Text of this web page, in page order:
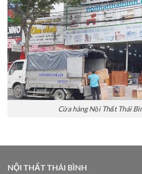
Cửa hàng Nội Thất Thái
NỘI THẤT THÁI BÌNH